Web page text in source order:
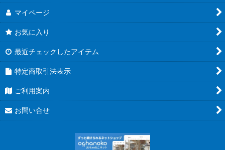
絞り込む
マイページ
お気に入り
最近チェックしたアイテム
特定商取引法表示
ご利用案内
お問い合せ